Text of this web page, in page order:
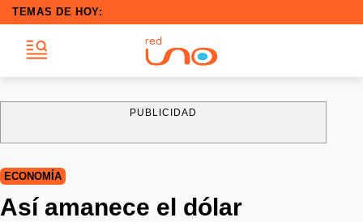
TEMAS DE HOY:
PUBLICIDAD
ECONOMÍA
Así amanece el dólar